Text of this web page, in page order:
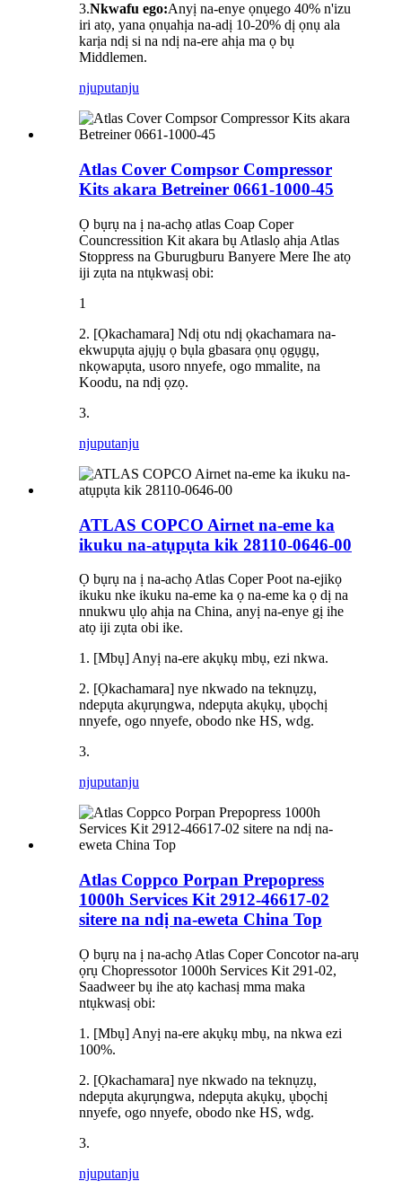
3.Nkwafu ego:Anyị na-enye ọnụego 40% n'izu
iri atọ, yana ọnụahịa na-adị 10-20% dị ọnụ ala
karịa ndị si na ndị na-ere ahịa ma ọ bụ
Middlemen.
njuputanju
Atlas Cover Compsor Compressor
Kits akara Betreiner 0661-1000-45
Ọ bụrụ na ị na-achọ atlas Coap Coper
Councressition Kit akara bụ Atlaslọ ahịa Atlas
Stoppress na Gburugburu Banyere Mere Ihe atọ
iji zụta na ntụkwasị obi:
1
2. [Ọkachamara] Ndị otu ndị ọkachamara na-
ekwupụta ajụjụ ọ bụla gbasara ọnụ ọgụgụ,
nkọwapụta, usoro nnyefe, ogo mmalite, na
Koodu, na ndị ọzọ.
3.
njuputanju
ATLAS COPCO Airnet na-eme ka
ikuku na-atụpụta kik 28110-0646-00
Ọ bụrụ na ị na-achọ Atlas Coper Poot na-ejikọ
ikuku nke ikuku na-eme ka ọ na-eme ka ọ dị na
nnukwu ụlọ ahịa na China, anyị na-enye gị ihe
atọ iji zụta obi ike.
1. [Mbụ] Anyị na-ere akụkụ mbụ, ezi nkwa.
2. [Ọkachamara] nye nkwado na teknụzụ,
ndepụta akụrụngwa, ndepụta akụkụ, ụbọchị
nnyefe, ogo nnyefe, obodo nke HS, wdg.
3.
njuputanju
Atlas Coppco Porpan Prepopress
1000h Services Kit 2912-46617-02
sitere na ndị na-eweta China Top
Ọ bụrụ na ị na-achọ Atlas Coper Concotor na-arụ
ọrụ Chopressotor 1000h Services Kit 291-02,
Saadweer bụ ihe atọ kachasị mma maka
ntụkwasị obi:
1. [Mbụ] Anyị na-ere akụkụ mbụ, na nkwa ezi
100%.
2. [Ọkachamara] nye nkwado na teknụzụ,
ndepụta akụrụngwa, ndepụta akụkụ, ụbọchị
nnyefe, ogo nnyefe, obodo nke HS, wdg.
3.
njuputanju